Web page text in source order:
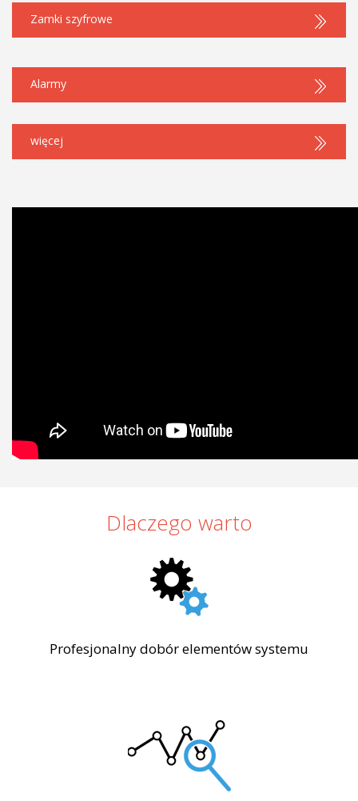
Zamki szyfrowe
Alarmy
więcej
Dlaczego warto
Profesjonalny dobór elementów systemu